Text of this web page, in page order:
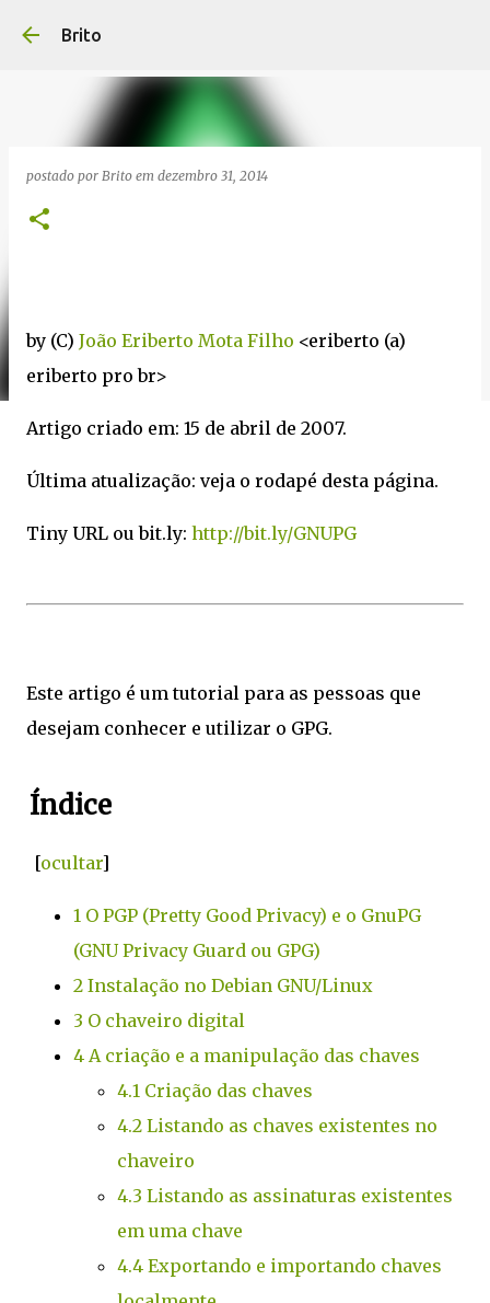
Brito
postado por Brito em dezembro 31, 2014
by (C) João Eriberto Mota Filho <eriberto (a)
eriberto pro br>
Artigo criado em: 15 de abril de 2007.
Última atualização: veja o rodapé desta página.
Tiny URL ou bit.ly: http://bit.ly/GNUPG
Este artigo é um tutorial para as pessoas que
desejam conhecer e utilizar o GPG.
Índice
[ocultar]
1 O PGP (Pretty Good Privacy) e o GnuPG
(GNU Privacy Guard ou GPG)
2 Instalação no Debian GNU/Linux
3 O chaveiro digital
4 A criação e a manipulação das chaves
4.1 Criação das chaves
4.2 Listando as chaves existentes no
chaveiro
4.3 Listando as assinaturas existentes
em uma chave
4.4 Exportando e importando chaves